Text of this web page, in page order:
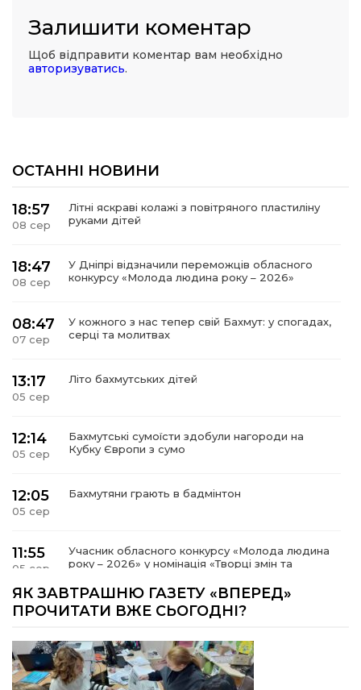
Залишити коментар
Щоб відправити коментар вам необхідно
авторизуватись.
ОСТАННІ НОВИНИ
18:57
08 сер
Літні яскраві колажі з повітряного пластиліну
руками дітей
18:47
08 сер
У Дніпрі відзначили переможців обласного
конкурсу «Молода людина року – 2026»
08:47
07 сер
У кожного з нас тепер свій Бахмут: у спогадах,
серці та молитвах
13:17
05 сер
Літо бахмутських дітей
12:14
05 сер
Бахмутські сумоїсти здобули нагороди на
Кубку Європи з сумо
12:05
05 сер
Бахмутяни грають в бадмінтон
11:55
05 сер
Учасник обласного конкурсу «Молода людина
року – 2026» у номінація «Творці змін та
15:18
Мобільні клініки надали медичну допомогу 4
09:27
ВПО можуть не платити за частину
комунальних послуг: про що йдеться
ЯК ЗАВТРАШНЮ ГАЗЕТУ «ВПЕРЕД»
ПРОЧИТАТИ ВЖЕ СЬОГОДНІ?